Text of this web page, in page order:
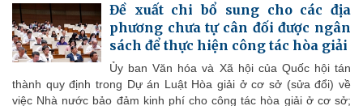
Đề xuất chi bổ sung cho các địa
phương chưa tự cân đối được ngân
sách để thực hiện công tác hòa giải
Ủy ban Văn hóa và Xã hội của Quốc hội tán
thành quy định trong Dự án Luật Hòa giải ở cơ sở (sửa đổi) về
việc Nhà nước bảo đảm kinh phí cho công tác hòa giải ở cơ sở;